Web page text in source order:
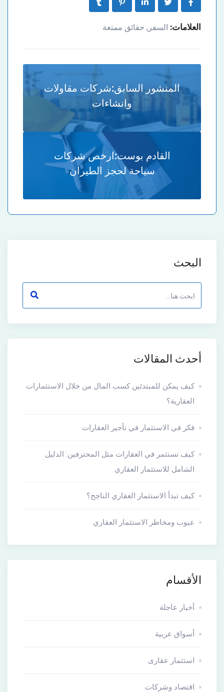
العلامات: السفر , حقائق ممتعة
المنشور السابق:شركات مقاولات
وانشاءات
القادم بوست:ارخص شركات
سياحة لحجز الطيران
البحث
أحدث المقالات
كيف يمكن للمبتدئين كسب المال من خلال الاستثمارات
العقارية؟
فكر في الاستثمار في تأجير العقارات
كيف تستثمر في العقارات مثل المحترفين: الدليل
الشامل للاستثمار العقاري
كيف تبدأ الاستثمار العقاري الناجح؟
عيوب ومخاطر الاستثمار العقاري
الأقسام
أخبار عاجلة
أسواق عربية
استثمار عقارى
اقتصاد وشركات